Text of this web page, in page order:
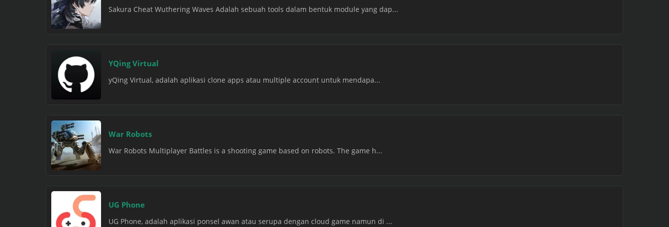
Sakura Cheat Wuthering Waves Adalah sebuah tools dalam bentuk module yang dap...
YQing Virtual
yQing Virtual, adalah aplikasi clone apps atau multiple account untuk mendapa...
War Robots
War Robots Multiplayer Battles is a shooting game based on robots. The game h...
UG Phone
UG Phone, adalah aplikasi ponsel awan atau serupa dengan cloud game namun di ...